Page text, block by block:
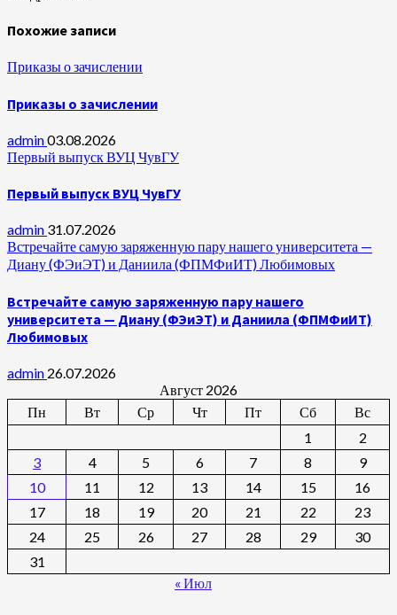
Похожие записи
Приказы о зачислении
Приказы о зачислении
admin03.08.2026
Первый выпуск ВУЦ ЧувГУ
Первый выпуск ВУЦ ЧувГУ
admin 31.07.2026
Встречайте самую заряженную пару нашего университета —
Диану (ФЭиЭТ) и Даниила (ФПМФиИТ) Любимовых
Встречайте самую заряженную пару нашего
университета — Диану (ФЭиЭТ) и Даниила (ФПМФиИТ)
Любимовых
admin 26.07.2026
Август 2026
Пн
Вт Ср Чт Пт Сб
Вс
1
2
3
4 5 6 7 8
9
10
11 12 13 14 15
16
17
18 19 20 21 22
23
24
25 26 27 28 29
30
31
« Июл